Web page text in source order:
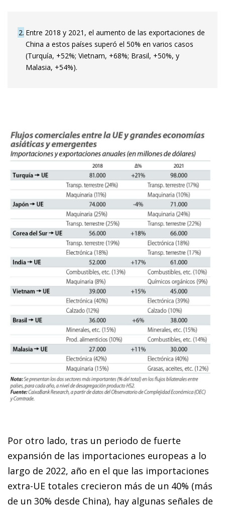
2 Entre 2018 y 2021, el aumento de las exportaciones de
China a estos paí­­ses superó el 50% en varios casos
(Turquía, +52%; Vietnam, +68%; Brasil, +50%, y
Malasia, +54%).
Por otro lado, tras un periodo de fuerte
expansión de las importaciones europeas a lo
largo de 2022, año en el que las importaciones
extra-UE totales crecieron más de un 40% (más
de un 30% desde China), hay algunas señales de